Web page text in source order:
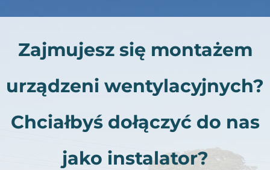
Zajmujesz się montażem
urządzeni wentylacyjnych?
Chciałbyś dołączyć do nas
jako instalator?